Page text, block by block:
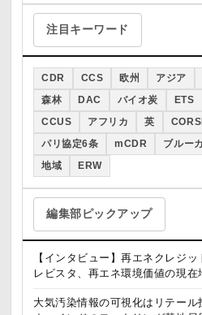
注目キーワード
CDR CCS 欧州 アジア
森林 DAC バイオ炭 ETS
CCUS アフリカ 英
パリ協定6条 mCDR ブルー
地域 ERW
編集部ピックアップ
【インタビュー】再エネクレジ
レビスタ、再エネ環境価値の現在
大気汚染情報の可視化はリテー